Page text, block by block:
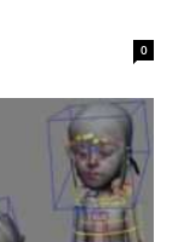
0